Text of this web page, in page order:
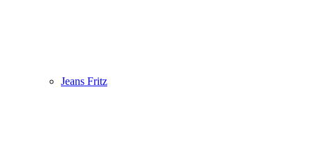
Jeans Fritz